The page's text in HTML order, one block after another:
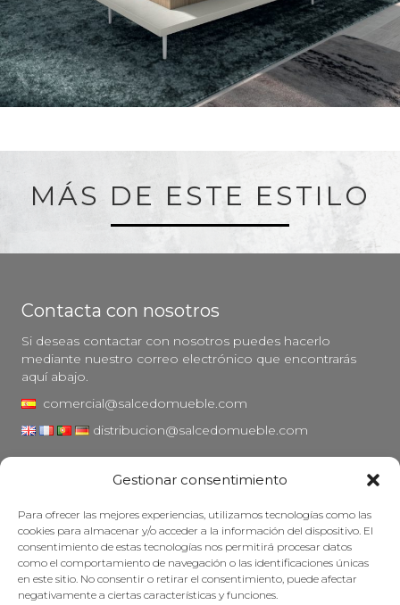
Gestionar consentimiento
Para ofrecer las mejores experiencias, utilizamos tecnologías como las
cookies para almacenar y/o acceder a la información del dispositivo. El
consentimiento de estas tecnologías nos permitirá procesar datos
como el comportamiento de navegación o las identificaciones únicas
en este sitio. No consentir o retirar el consentimiento, puede afectar
negativamente a ciertas características y funciones.
MÁS DE ESTE ESTILO
Contacta con nosotros
Si deseas contactar con nosotros puedes hacerlo
mediante nuestro correo electrónico que encontrarás
aquí abajo.
comercial@salcedomueble.com
distribucion@salcedomueble.com
Aviso legal
Política de privacidad
Política de cookies